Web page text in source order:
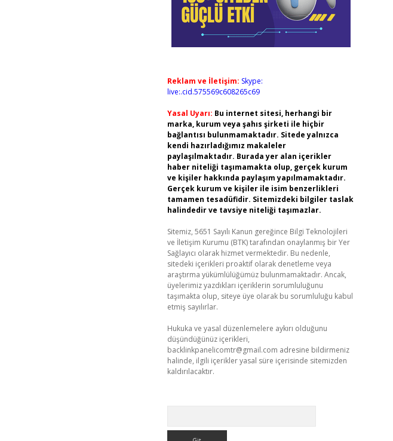
Reklam ve İletişim: Skype:
live:.cid.575569c608265c69
Yasal Uyarı: Bu internet sitesi, herhangi bir
marka, kurum veya şahıs şirketi ile hiçbir
bağlantısı bulunmamaktadır. Sitede yalnızca
kendi hazırladığımız makaleler
paylaşılmaktadır. Burada yer alan içerikler
haber niteliği taşımamakta olup, gerçek kurum
ve kişiler hakkında paylaşım yapılmamaktadır.
Gerçek kurum ve kişiler ile isim benzerlikleri
tamamen tesadüfidir. Sitemizdeki bilgiler taslak
halindedir ve tavsiye niteliği taşımazlar.
Sitemiz, 5651 Sayılı Kanun gereğince Bilgi Teknolojileri
ve İletişim Kurumu (BTK) tarafından onaylanmış bir Yer
Sağlayıcı olarak hizmet vermektedir. Bu nedenle,
sitedeki içerikleri proaktif olarak denetleme veya
araştırma yükümlülüğümüz bulunmamaktadır. Ancak,
üyelerimiz yazdıkları içeriklerin sorumluluğunu
taşımakta olup, siteye üye olarak bu sorumluluğu kabul
etmiş sayılırlar.
Hukuka ve yasal düzenlemelere aykırı olduğunu
düşündüğünüz içerikleri,
backlinkpanelicomtr@gmail.com adresine bildirmeniz
halinde, ilgili içerikler yasal süre içerisinde sitemizden
kaldırılacaktır.